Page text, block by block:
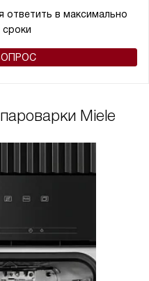
ответить в максимально
сроки
Miele